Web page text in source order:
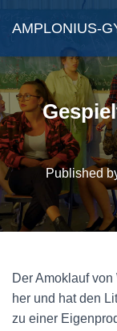
AMPLONIUS-
Published
Der Amoklauf
her und hat den
zu einer